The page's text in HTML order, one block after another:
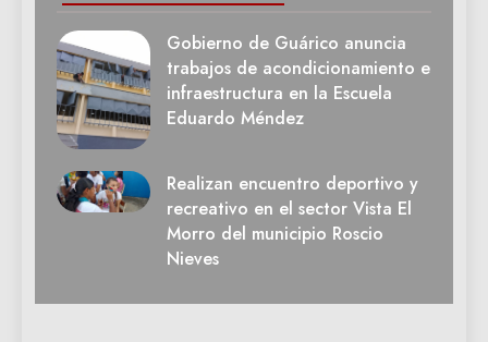
Gobierno de Guárico anuncia
trabajos de acondicionamiento e
infraestructura en la Escuela
Eduardo Méndez
Realizan encuentro deportivo y
recreativo en el sector Vista El
Morro del municipio Roscio
Nieves